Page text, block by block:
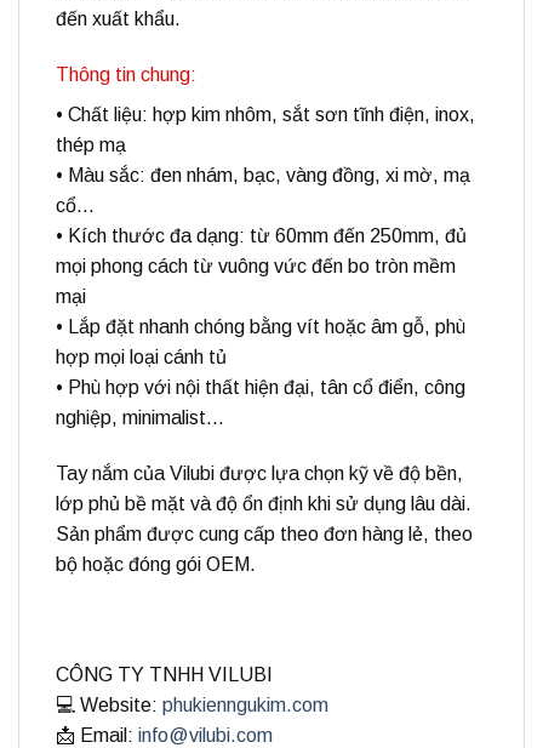
đến xuất khẩu.
Thông tin chung:
• Chất liệu: hợp kim nhôm, sắt sơn tĩnh điện, inox,
thép mạ
• Màu sắc: đen nhám, bạc, vàng đồng, xi mờ, mạ
cổ…
• Kích thước đa dạng: từ 60mm đến 250mm, đủ
mọi phong cách từ vuông vức đến bo tròn mềm
mại
• Lắp đặt nhanh chóng bằng vít hoặc âm gỗ, phù
hợp mọi loại cánh tủ
• Phù hợp với nội thất hiện đại, tân cổ điển, công
nghiệp, minimalist…
Tay nắm của Vilubi được lựa chọn kỹ về độ bền,
lớp phủ bề mặt và độ ổn định khi sử dụng lâu dài.
Sản phẩm được cung cấp theo đơn hàng lẻ, theo
bộ hoặc đóng gói OEM.
CÔNG TY TNHH VILUBI
💻 Website: phukienngukim.com
📩 Email: info@vilubi.com